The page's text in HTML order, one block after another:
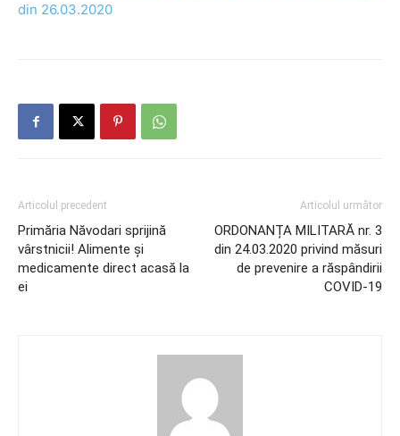
din 26.03.2020
Articolul precedent
Primăria Năvodari sprijină
vârstnicii! Alimente și
medicamente direct acasă la
ei
Articolul următor
ORDONANȚA MILITARĂ nr. 3
din 24.03.2020 privind măsuri
de prevenire a răspândirii
COVID-19